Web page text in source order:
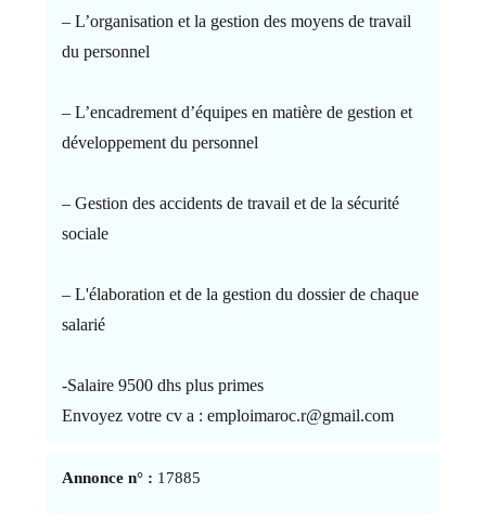
– L’organisation et la gestion des moyens de travail
du personnel
– L’encadrement d’équipes en matière de gestion et
développement du personnel
– Gestion des accidents de travail et de la sécurité
sociale
– L'élaboration et de la gestion du dossier de chaque
salarié
-Salaire 9500 dhs plus primes
Envoyez votre cv a : emploimaroc.r@gmail.com
Annonce n° : 17885